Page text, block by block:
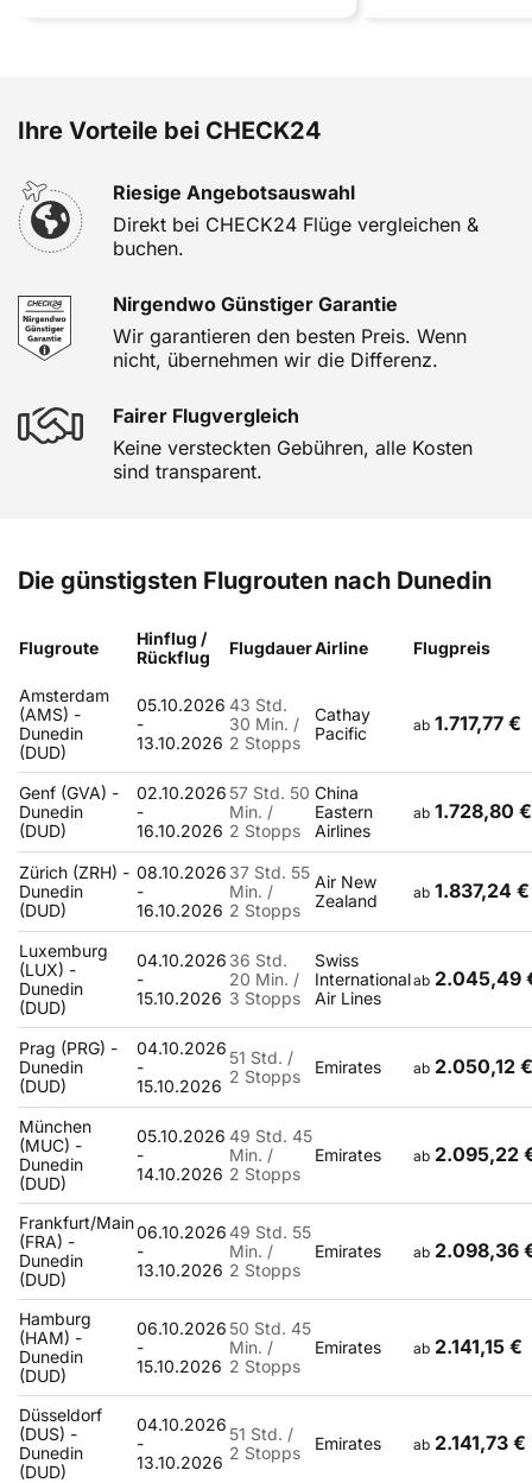
Ihre Vorteile bei CHECK24
Riesige Angebotsauswahl
Direkt bei CHECK24 Flüge vergleichen &
buchen.
Nirgendwo Günstiger Garantie
Wir garantieren den besten Preis. Wenn
nicht, übernehmen wir die Differenz.
Fairer Flugvergleich
Keine versteckten Gebühren, alle Kosten
sind transparent.
Die günstigsten Flugrouten nach Dunedin
Flugroute
Hinflug /
Rückflug
FlugdauerAirline Flugpreis
Amsterdam
(AMS) -
Dunedin
(DUD)
05.10.2026
-
13.10.2026
43 Std.
30 Min. /
2 Stopps
Cathay
Pacific
ab 1.717,77 €
Genf (GVA) -
Dunedin
(DUD)
02.10.2026
-
16.10.2026
57 Std. 50
Min. /
2 Stopps
China
Eastern
Airlines
ab 1.728,80 €
Zürich (ZRH) -
Dunedin
(DUD)
08.10.2026
-
16.10.2026
37 Std. 55
Min. /
2 Stopps
Air New
Zealand
ab 1.837,24 €
Luxemburg
(LUX) -
Dunedin
(DUD)
04.10.2026
-
15.10.2026
36 Std.
20 Min. /
3 Stopps
Swiss
International
Air Lines
ab 2.045,49
Prag (PRG) -
Dunedin
(DUD)
04.10.2026
-
15.10.2026
51 Std. /
2 Stopps
Emirates ab 2.050,12 €
München
(MUC) -
Dunedin
(DUD)
05.10.2026
-
14.10.2026
49 Std. 45
Min. /
2 Stopps
Emirates ab 2.095,22
Frankfurt/Main
(FRA) -
Dunedin
(DUD)
06.10.2026
-
13.10.2026
49 Std. 55
Min. /
2 Stopps
Emirates ab 2.098,36
Hamburg
(HAM) -
Dunedin
(DUD)
06.10.2026
-
15.10.2026
50 Std. 45
Min. /
2 Stopps
Emirates ab 2.141,15 €
Düsseldorf
(DUS) -
Dunedin
(DUD)
04.10.2026
-
13.10.2026
51 Std. /
2 Stopps
Emirates ab 2.141,73 €